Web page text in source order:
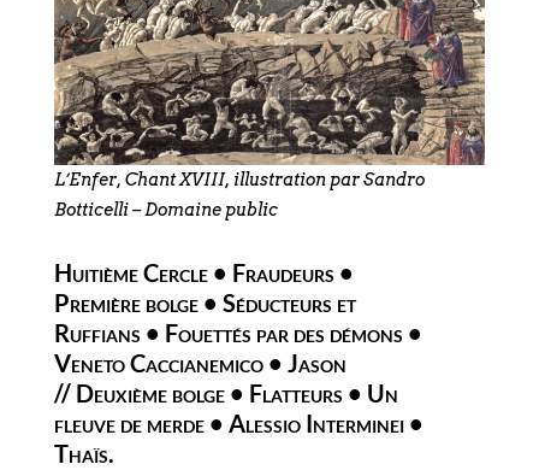
L’Enfer, Chant XVIII, illustration par Sandro
Botticelli – Domaine public
Huitième Cercle • Fraudeurs •
Première bolge • Séducteurs et
Ruffians • Fouettés par des démons •
Veneto Caccianemico • Jason
// Deuxième bolge • Flatteurs • Un
fleuve de merde • Alessio Interminei •
Thaïs.